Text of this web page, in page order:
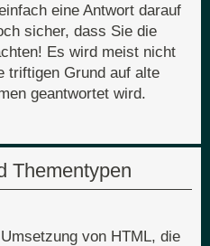
eine Antwort darauf
sicher, dass Sie die
Es wird meist nicht
triftigen Grund auf alte
geantwortet wird.
Thementypen
von HTML, die